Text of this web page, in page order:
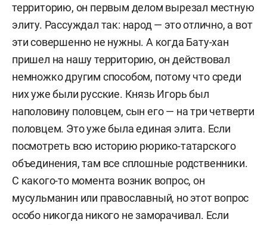
территорию, он первым делом вырезал местную
элиту. Рассуждал так: народ — это отлично, а вот
эти совершенно не нужны. А когда Бату-хан
пришел на нашу территорию, он действовал
немножко другим способом, потому что среди
них уже были русские. Князь Игорь был
наполовину половцем, сын его — на три четверти
половцем. Это уже была единая элита. Если
посмотреть всю историю рюрико-татарского
объединения, там все сплошные родственники.
С какого-то момента возник вопрос, он
мусульманин или православный, но этот вопрос
особо никогда никого не заморачивал. Если